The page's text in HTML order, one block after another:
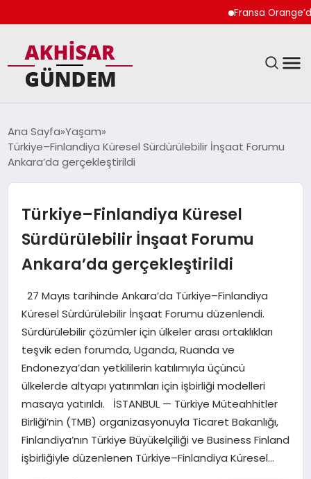
Fransa Orange’da
DÜNYA
TEKNOLOJI
YAŞAM
Ana Sayfa Yaşam
Türkiye–Finlandiya Küresel Sürdürülebilir İnşaat Forumu
Ankara’da gerçekleştirildi
Türkiye–Finlandiya Küresel
Sürdürülebilir İnşaat Forumu
Ankara’da gerçekleştirildi
27 Mayıs tarihinde Ankara’da Türkiye–Finlandiya
Küresel Sürdürülebilir İnşaat Forumu düzenlendi.
Sürdürülebilir çözümler için ülkeler arası ortaklıkları
teşvik eden forumda, Uganda, Ruanda ve
Endonezya’dan yetkililerin katılımıyla üçüncü
ülkelerde altyapı yatırımları için işbirliği modelleri
masaya yatırıldı. İSTANBUL — Türkiye Müteahhitler
Birliği’nin (TMB) organizasyonuyla Ticaret Bakanlığı,
Finlandiya’nın Türkiye Büyükelçiliği ve Business Finland
işbirliğiyle düzenlenen Türkiye–Finlandiya Küresel…